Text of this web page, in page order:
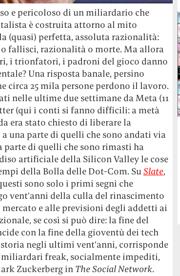
e pericoloso di un miliardario che
è costruita attorno al mito
(quasi) perfetta, assoluta razionalità:
fallisci, razionalità o morte. Ma allora
i trionfatori, i padroni del gioco danno
Una risposta banale, persino
circa 25 mila persone perdono il lavoro.
nelle ultime due settimane da Meta (11
(qui i conti si fanno difficili: a metà
era stato chiesto di liberare la
una parte di quelli che sono andati via
parte di quelli che sono rimasti ha
artificiale della Silicon Valley le cose
della Bolla delle Dot-Com. Su Slate,
sono solo i primi segni che
vent’anni della culla del rinascimento
e alle previsioni degli addetti ai
se così si può dire: la fine del
con la fine della gioventù dei tech
negli ultimi vent’anni, corrisponde
miliardari freak, socialmente impediti,
Zuckerberg in The Social Network.